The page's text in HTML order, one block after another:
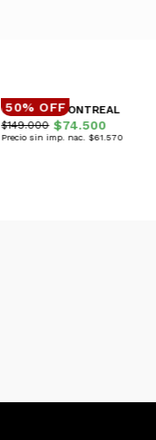
50% OFF
CAMPERA MONTREAL
$149.000 $74.500
Precio sin imp. nac. $61.570